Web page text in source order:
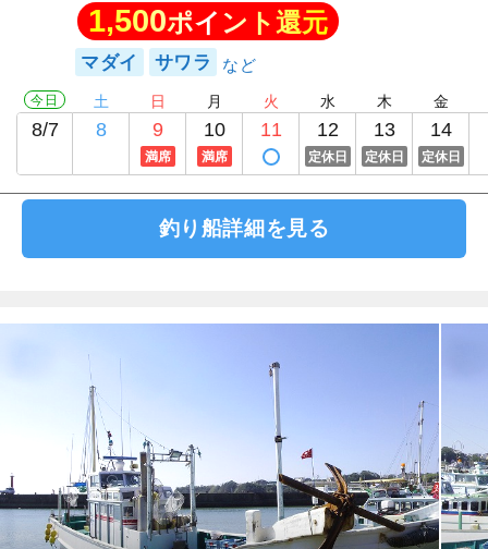
1,500ポイント還元
マダイ サワラ
今日
8/7
土
8
日
9
満席
月
10
満席
火
11
水
12
定休日
木
13
定休日
金
14
定休日
釣り船詳細を見る